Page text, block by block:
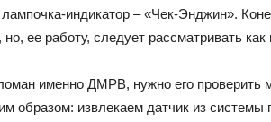
индикатор – «Чек-Энджин».
ее работу, следует рассматривать как
именно ДМРВ, нужно его проверить
образом: извлекаем датчик из системы